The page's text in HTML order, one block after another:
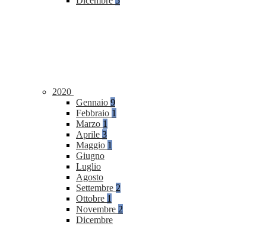
2020
Gennaio 9
Febbraio 1
Marzo 1
Aprile 3
Maggio 1
Giugno
Luglio
Agosto
Settembre 2
Ottobre 1
Novembre 2
Dicembre